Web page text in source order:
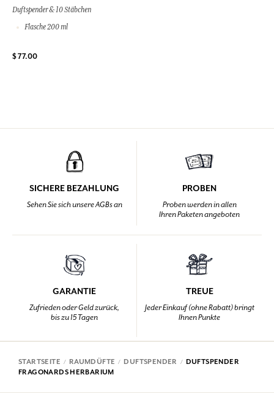
Duftspender & 10 Stäbchen
Flasche 200 ml
$ 77.00
SICHERE BEZAHLUNG
Sehen Sie sich unsere AGBs an
PROBEN
Proben werden in allen
Ihren Paketen angeboten
GARANTIE
Zufrieden oder Geld zurück,
bis zu 15 Tagen
TREUE
Jeder Einkauf (ohne Rabatt) bringt
Ihnen Punkte
STARTSEITE RAUMDÜFTE DUFTSPENDER
DUFTSPENDER
FRAGONARDS HERBARIUM